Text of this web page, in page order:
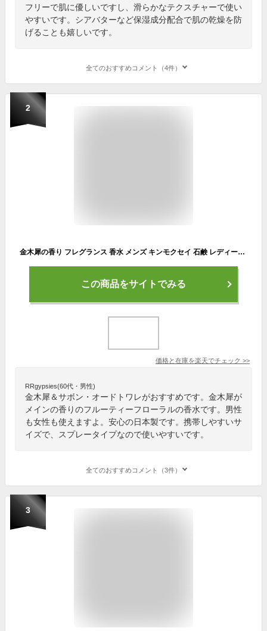
フリーで肌に優しいですし、滑らかなテクスチャーで使い
やすいです。シアバターなど保湿成分配合で肌の乾燥を防
げることも嬉しいです。
全てのおすすめコメント（4件）
2
金木犀の香り フレグランス 香水 メンズ キンモクセイ 石鹸 レディース フルーツ フローラル 柑橘系 サボン 甘い 爽やか 男性 オーデコロン 女性 ムスク OIKA 30ml 金木犀 商品 オードトワレ ギフト 母の日 誕生日 プレゼント 人気 おすすめ お祝い 父の日 マラソン
この商品をサイトでみる
価格と在庫を楽天でチェック >>
RRgypsies(60代・男性)
金木犀＆サボン・オードトワレがおすすめです。金木犀が
メインの香りのフルーティーフローラルの香水です。男性
も女性も使えますよ。安心の日本製です。携帯しやすいサ
イズで、スプレータイプなので使いやすいです。
全てのおすすめコメント（3件）
3